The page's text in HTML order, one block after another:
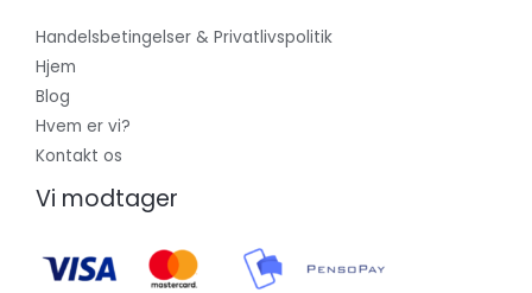
Handelsbetingelser & Privatlivspolitik
Hjem
Blog
Hvem er vi?
Kontakt os
Vi modtager